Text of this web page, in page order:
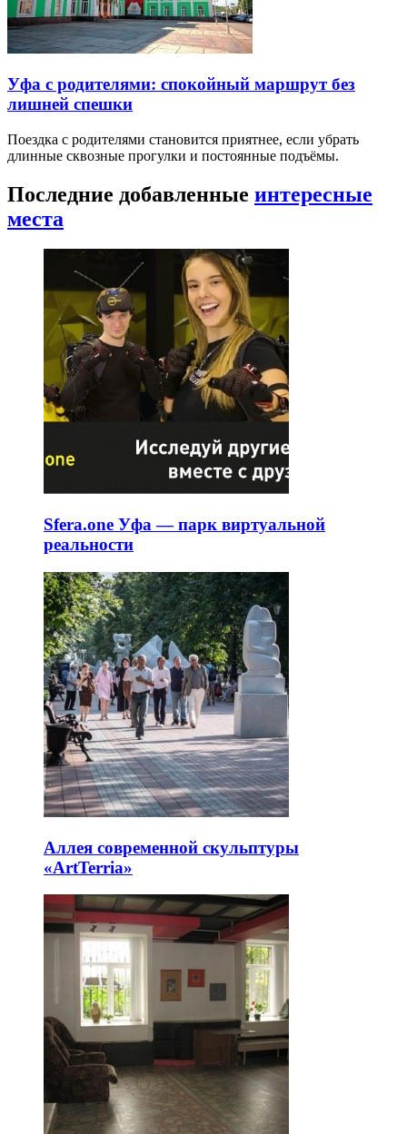
Уфа с родителями: спокойный маршрут без
лишней спешки
Поездка с родителями становится приятнее, если убрать
длинные сквозные прогулки и постоянные подъёмы.
Последние добавленные интересные
места
Sfera.one Уфа — парк виртуальной
реальности
Аллея современной скульптуры
«ArtTerria»